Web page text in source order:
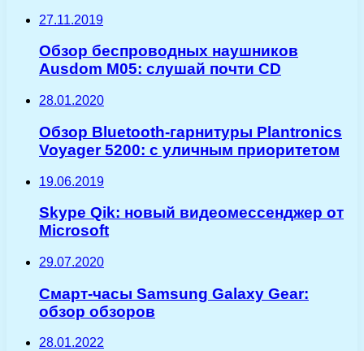
27.11.2019
Обзор беспроводных наушников
Ausdom M05: слушай почти CD
28.01.2020
Обзор Bluetooth-гарнитуры Plantronics
Voyager 5200: с уличным приоритетом
19.06.2019
Skype Qik: новый видеомессенджер от
Microsoft
29.07.2020
Смарт-часы Samsung Galaxy Gear:
обзор обзоров
28.01.2022